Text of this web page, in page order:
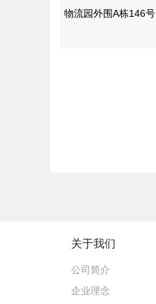
物流园外围A栋146号
关于我们
公司简介
企业理念